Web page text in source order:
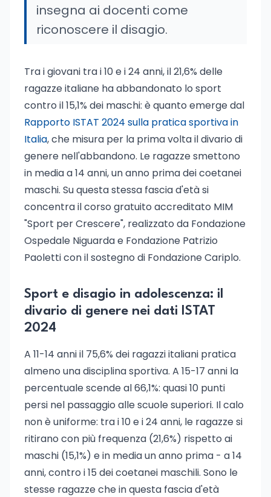
insegna ai docenti come
riconoscere il disagio.
Tra i giovani tra i 10 e i 24 anni, il 21,6% delle
ragazze italiane ha abbandonato lo sport
contro il 15,1% dei maschi: è quanto emerge dal
Rapporto ISTAT 2024 sulla pratica sportiva in
Italia, che misura per la prima volta il divario di
genere nell'abbandono. Le ragazze smettono
in media a 14 anni, un anno prima dei coetanei
maschi. Su questa stessa fascia d'età si
concentra il corso gratuito accreditato MIM
"Sport per Crescere", realizzato da Fondazione
Ospedale Niguarda e Fondazione Patrizio
Paoletti con il sostegno di Fondazione Cariplo.
Sport e disagio in adolescenza: il
divario di genere nei dati ISTAT
2024
A 11-14 anni il 75,6% dei ragazzi italiani pratica
almeno una disciplina sportiva. A 15-17 anni la
percentuale scende al 66,1%: quasi 10 punti
persi nel passaggio alle scuole superiori. Il calo
non è uniforme: tra i 10 e i 24 anni, le ragazze si
ritirano con più frequenza (21,6%) rispetto ai
maschi (15,1%) e in media un anno prima - a 14
anni, contro i 15 dei coetanei maschili. Sono le
stesse ragazze che in questa fascia d'età